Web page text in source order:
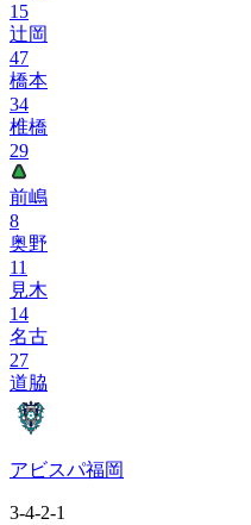
15
辻岡
47
橋本
34
椎橋
29
前嶋
8
奥野
11
見木
14
名古
27
道脇
アビスパ福岡
3-4-2-1